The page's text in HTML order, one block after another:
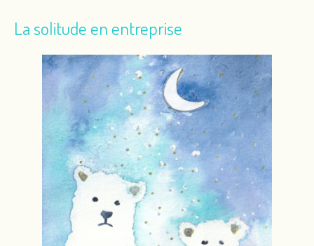
La solitude en entreprise